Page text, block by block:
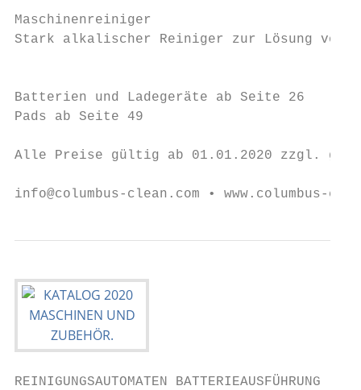
Maschinenreiniger
Stark alkalischer Reiniger zur Lösung von
Batterien und Ladegeräte ab Seite 26
Pads ab Seite 49
Alle Preise gültig ab 01.01.2020
info@columbus-clean.com • www.columbus-
REINIGUNGSAUTOMATEN BATTERIEAUSFÜHRUNG